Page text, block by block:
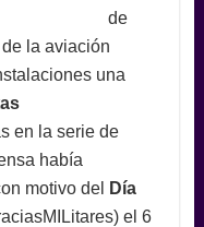
de
la aviación
una
en la serie de
había
motivo del
Día
el 6